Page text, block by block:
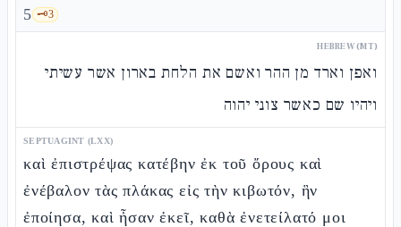
5 🗝️3
HEBREW (MT)
ואפן וארד מן ההר ואשם את הלחת בארון אשר עשיתי
ויהיו שם כאשר צוני יהוה
SEPTUAGINT (LXX)
καὶ ἐπιστρέψας κατέβην ἐκ τοῦ ὄρους καὶ
ἐνέβαλον τὰς πλάκας εἰς τὴν κιβωτόν, ἣν
ἐποίησα, καὶ ἦσαν ἐκεῖ, καθὰ ἐνετείλατό μοι